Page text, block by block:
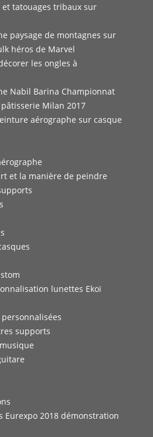
et tatouages tribaux sur
paysage de montagnes sur
héros de Marvel
les ongles à
Nabil Barina Championnat
Milan 2017
aérographe sur casque
et la manière de peindre
lunettes Ekoï
supports
Eurexpo 2018 démonstration